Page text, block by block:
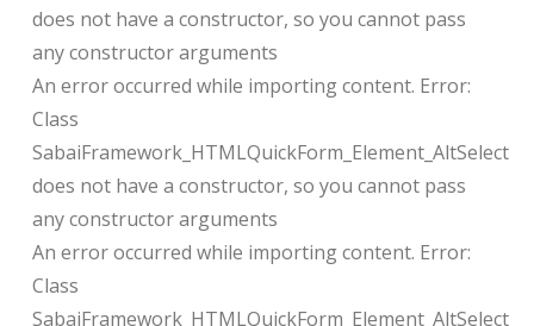
does not have a constructor, so you cannot pass
any constructor arguments
An error occurred while importing content. Error:
Class
SabaiFramework_HTMLQuickForm_Element_AltSelect
does not have a constructor, so you cannot pass
any constructor arguments
An error occurred while importing content. Error:
Class
SabaiFramework_HTMLQuickForm_Element_AltSelect